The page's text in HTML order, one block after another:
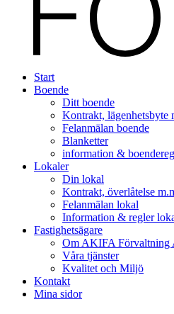
Start
Boende
Ditt boende
Kontrakt, lägenhetsbyte
Felanmälan boende
Blanketter
information &
Lokaler
Din lokal
Kontrakt, överlåtelse
Felanmälan lokal
Information & regler
Fastighetsägare
Om AKIFA Förvaltning
Våra tjänster
Kvalitet och Miljö
Kontakt
Mina sidor